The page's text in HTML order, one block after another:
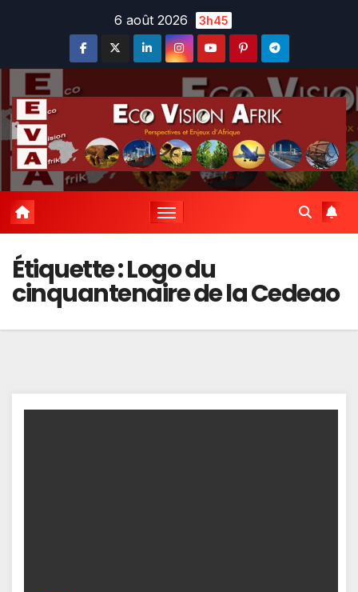
6 août 2026 3h45
Étiquette :Logo du
cinquantenaire de la Cedeao